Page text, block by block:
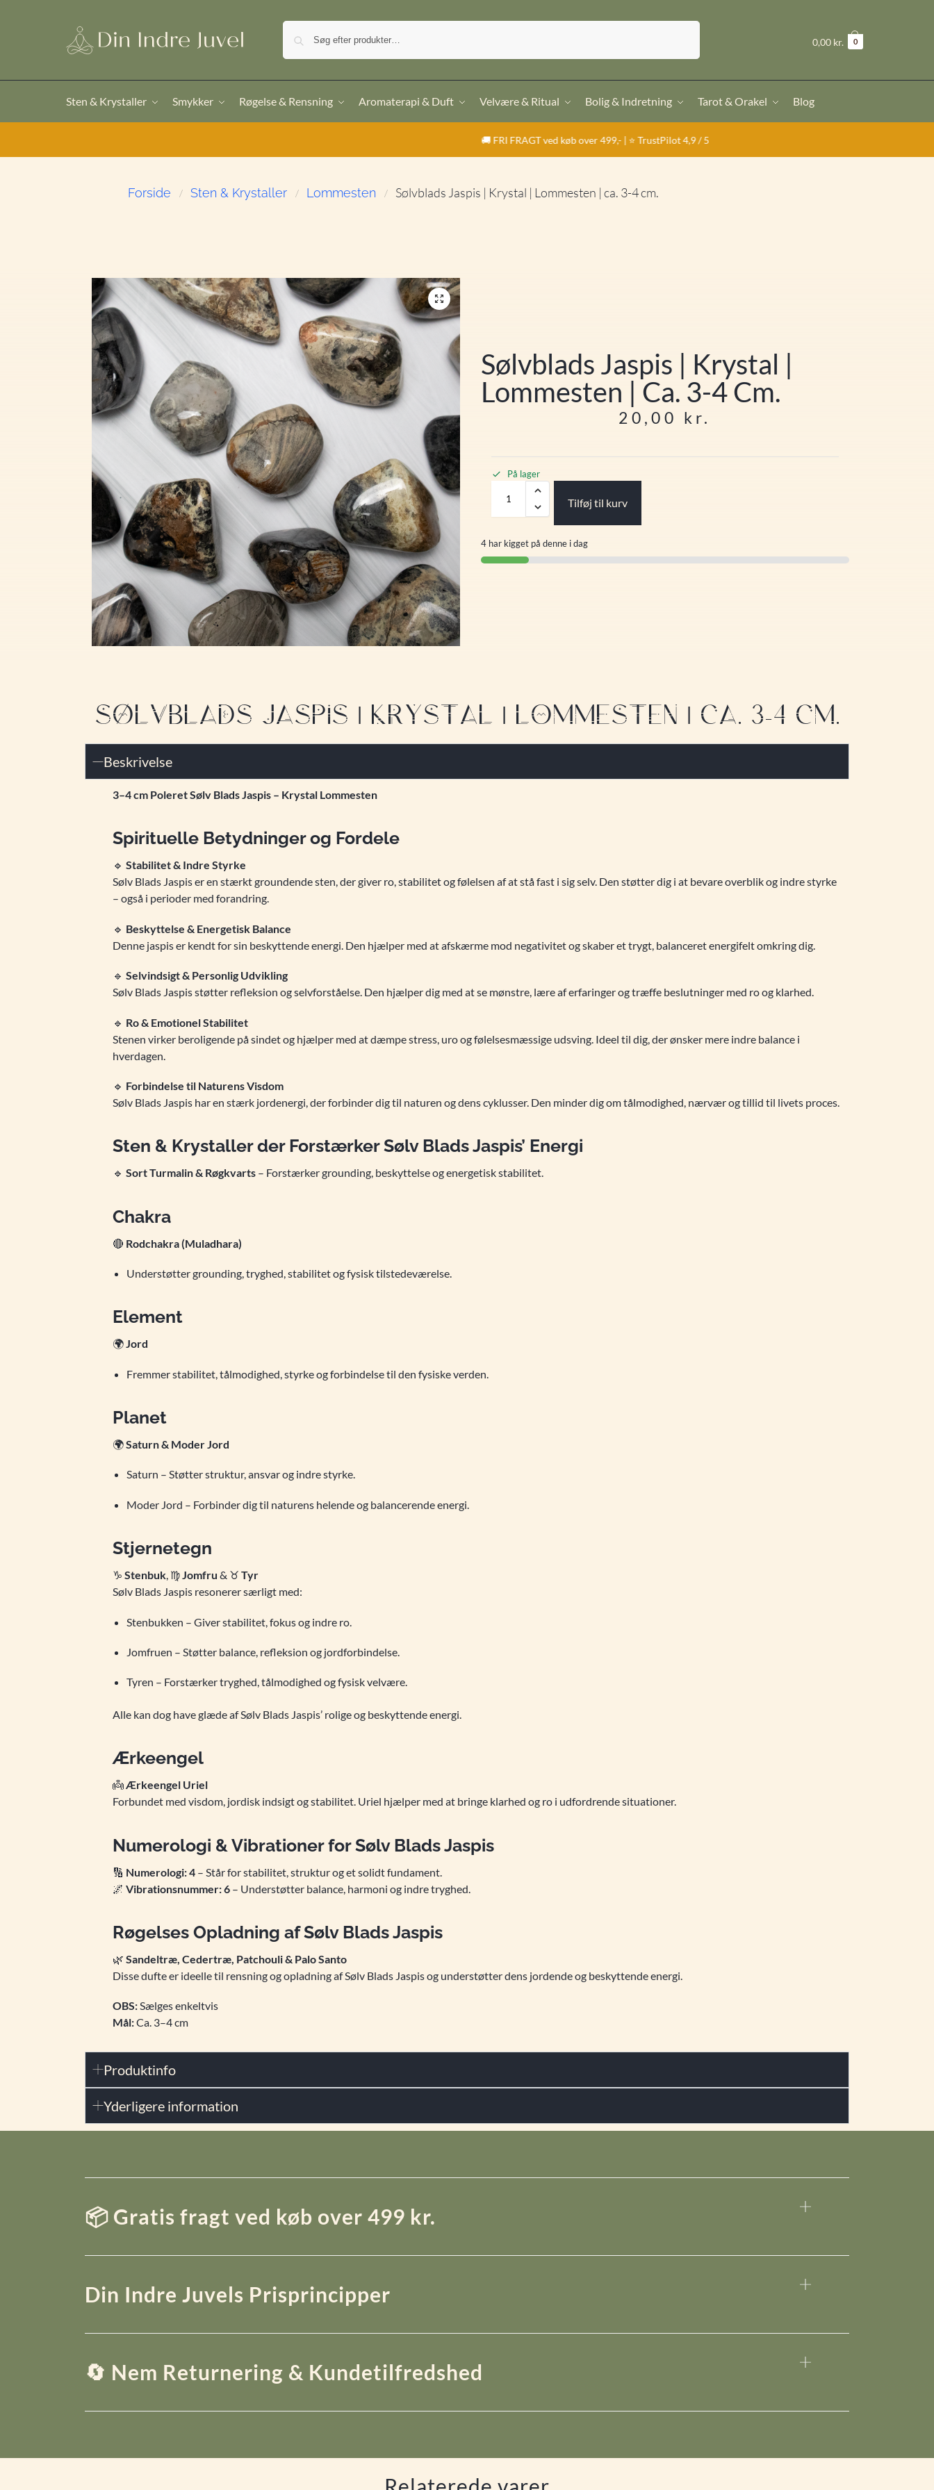
0,00 kr. 0
Sten & Krystaller Smykker Røgelse & Rensning Aromaterapi & Duft Velvære & Ritual Bolig & Indretning Tarot & Orakel Blog
🚚 FRI FRAGT ved køb over 499,- | ⭐ TrustPilot 4,9 / 5
Forside / Sten & Krystaller / Lommesten / Sølvblads Jaspis | Krystal | Lommesten | ca. 3-4 cm.
Sølvblads Jaspis | Krystal |
Lommesten | Ca. 3-4 Cm.
20,00 kr.
På lager
Tilføj til kurv
4 har kigget på denne i dag
SØLVBLADS JASPIS | KRYSTAL | LOMMESTEN | CA. 3-4 CM.
Beskrivelse
3–4 cm Poleret Sølv Blads Jaspis – Krystal Lommesten
Spirituelle Betydninger og Fordele
🔹 Stabilitet & Indre Styrke
Sølv Blads Jaspis er en stærkt groundende sten, der giver ro, stabilitet og følelsen af at stå fast i sig selv. Den støtter dig i at bevare overblik og indre styrke
– også i perioder med forandring.
🔹 Beskyttelse & Energetisk Balance
Denne jaspis er kendt for sin beskyttende energi. Den hjælper med at afskærme mod negativitet og skaber et trygt, balanceret energifelt omkring dig.
🔹 Selvindsigt & Personlig Udvikling
Sølv Blads Jaspis støtter refleksion og selvforståelse. Den hjælper dig med at se mønstre, lære af erfaringer og træffe beslutninger med ro og klarhed.
🔹 Ro & Emotionel Stabilitet
Stenen virker beroligende på sindet og hjælper med at dæmpe stress, uro og følelsesmæssige udsving. Ideel til dig, der ønsker mere indre balance i
hverdagen.
🔹 Forbindelse til Naturens Visdom
Sølv Blads Jaspis har en stærk jordenergi, der forbinder dig til naturen og dens cyklusser. Den minder dig om tålmodighed, nærvær og tillid til livets proces.
Sten & Krystaller der Forstærker Sølv Blads Jaspis’ Energi
🔹 Sort Turmalin & Røgkvarts – Forstærker grounding, beskyttelse og energetisk stabilitet.
Chakra
🔴 Rodchakra (Muladhara)
Understøtter grounding, tryghed, stabilitet og fysisk tilstedeværelse.
Element
🌍Jord
Fremmer stabilitet, tålmodighed, styrke og forbindelse til den fysiske verden.
Planet
🌍Saturn & Moder Jord
Saturn – Støtter struktur, ansvar og indre styrke.
Moder Jord – Forbinder dig til naturens helende og balancerende energi.
Stjernetegn
♑ Stenbuk, ♍Jomfru & ♉ Tyr
Sølv Blads Jaspis resonerer særligt med:
Stenbukken – Giver stabilitet, fokus og indre ro.
Jomfruen – Støtter balance, refleksion og jordforbindelse.
Tyren – Forstærker tryghed, tålmodighed og fysisk velvære.
Alle kan dog have glæde af Sølv Blads Jaspis’ rolige og beskyttende energi.
Ærkeengel
👼Ærkeengel Uriel
Forbundet med visdom, jordisk indsigt og stabilitet. Uriel hjælper med at bringe klarhed og ro i udfordrende situationer.
Numerologi & Vibrationer for Sølv Blads Jaspis
🔢 Numerologi: 4 – Står for stabilitet, struktur og et solidt fundament.
🌌 Vibrationsnummer: 6 – Understøtter balance, harmoni og indre tryghed.
Røgelses Opladning af Sølv Blads Jaspis
🌿 Sandeltræ, Cedertræ, Patchouli & Palo Santo
Disse dufte er ideelle til rensning og opladning af Sølv Blads Jaspis og understøtter dens jordende og beskyttende energi.
OBS:Sælges enkeltvis
Mål:Ca. 3–4 cm
Produktinfo
Yderligere information
📦 Gratis fragt ved køb over 499 kr.
Din Indre Juvels Prisprincipper
🔄 Nem Returnering & Kundetilfredshed